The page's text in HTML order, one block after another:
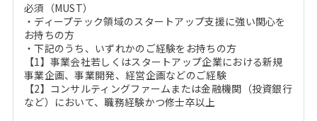
必須（MUST）
・ディープテック領域のスタートアップ支援に強い関心を
お持ちの方
・下記のうち、いずれかのご経験をお持ちの方
【1】事業会社若しくはスタートアップ企業における新規
事業企画、事業開発、経営企画などのご経験
【2】コンサルティングファームまたは金融機関（投資銀行
など）において、職務経験かつ修士卒以上